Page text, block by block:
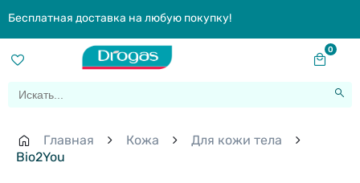
Бесплатная доставка на любую покупку!
0
Главная Кожа
Для кожи тела
Bio2You